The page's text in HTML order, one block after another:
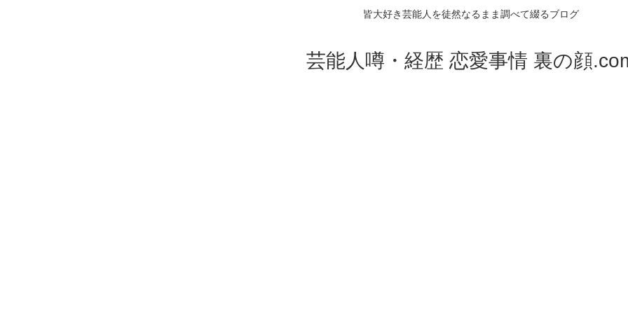
皆大好き芸能人を徒然なるまま調べて綴るブログ
芸能人噂・経歴 恋愛事情 裏の顔